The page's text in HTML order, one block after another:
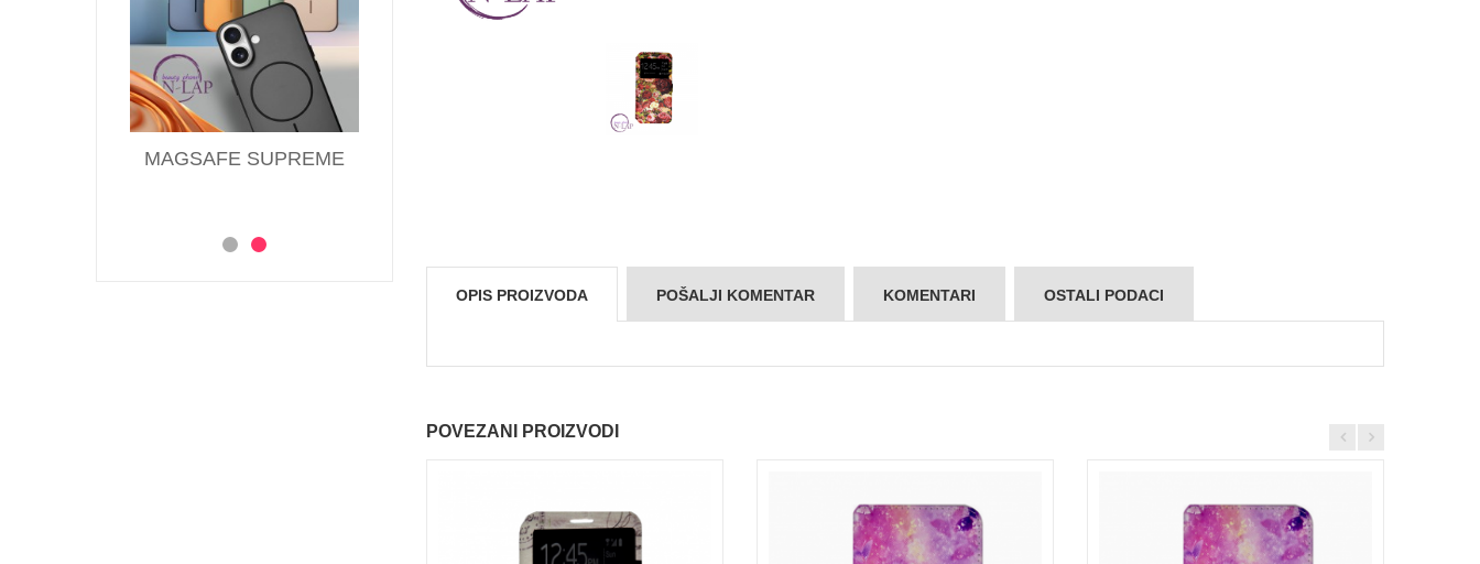
MAGSAFE SUPREME
OPIS PROIZVODA POŠALJI KOMENTAR KOMENTARI OSTALI PODACI
POVEZANI PROIZVODI